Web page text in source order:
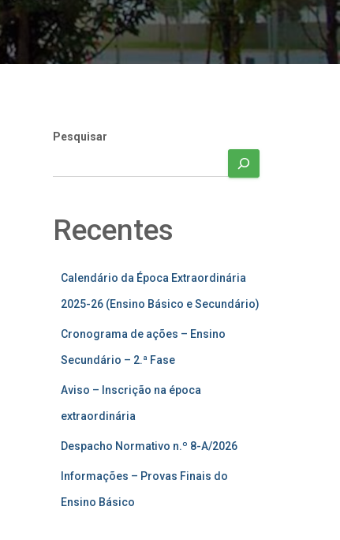
Pesquisar
Recentes
Calendário da Época Extraordinária
2025-26 (Ensino Básico e Secundário)
Cronograma de ações – Ensino
Secundário – 2.ª Fase
Aviso – Inscrição na época
extraordinária
Despacho Normativo n.º 8-A/2026
Informações – Provas Finais do
Ensino Básico